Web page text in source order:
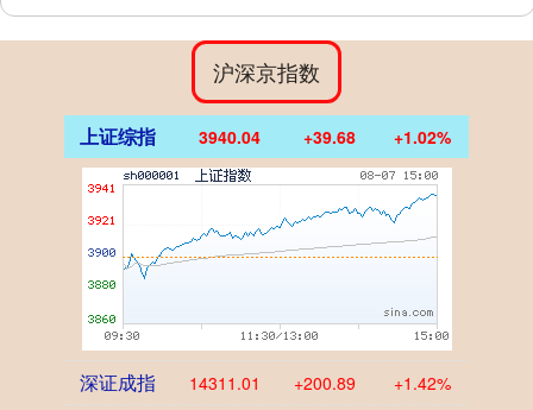
沪深京指数
上证综指 3940.04 +39.68 +1.02%
深证成指 14311.01 +200.89 +1.42%